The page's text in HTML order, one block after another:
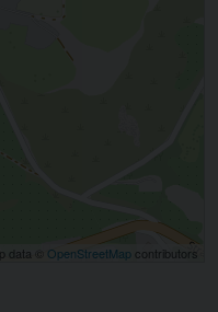
data © OpenStreetMap contributors